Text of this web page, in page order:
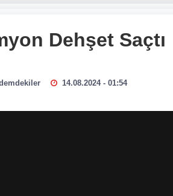
Dehşet Saçtı
14.08.2024 - 01:54